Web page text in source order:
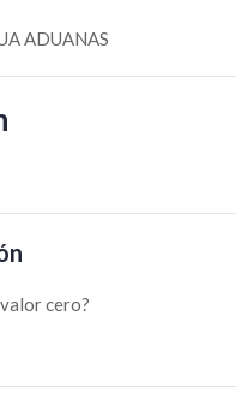
ADUANAS
cero?